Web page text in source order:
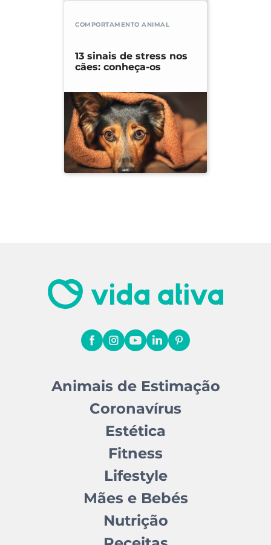
COMPORTAMENTO ANIMAL
13 sinais de stress nos
cães: conheça-os
Animais de Estimação
Coronavírus
Estética
Fitness
Lifestyle
Mães e Bebés
Nutrição